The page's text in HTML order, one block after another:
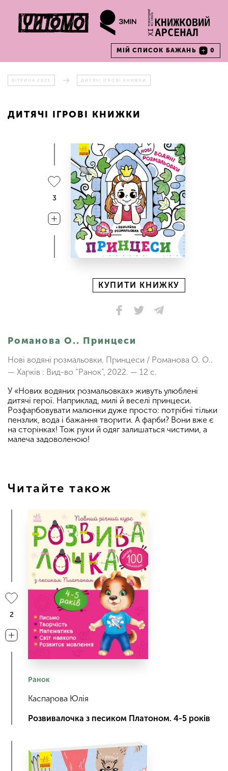
МІЙ СПИСОК БАЖАНЬ 0
ВІТРИНА 2023 ДИТЯЧІ ІГРОВІ КНИЖКИ
ДИТЯЧІ ІГРОВІ КНИЖКИ
3
КУПИТИ КНИЖКУ
Романова О.. Принцеси
Нові водяні розмальовки. Принцеси / Романова О. О..
— Харків : Вид-во “Ранок”, 2022. — 12 с.
У «Нових водяних розмальовках» живуть улюблені
дитячі герої. Наприклад, милі й веселі принцеси.
Розфарбовувати малюнки дуже просто: потрібні тільки
пензлик, вода і бажання творити. А фарби? Вони вже є
на сторінках! Тож руки й одяг залишаться чистими, а
малеча задоволеною!
Читайте також
Ранок
Каспарова Юлія
Розвивалочка з песиком Платоном. 4-5 років
2